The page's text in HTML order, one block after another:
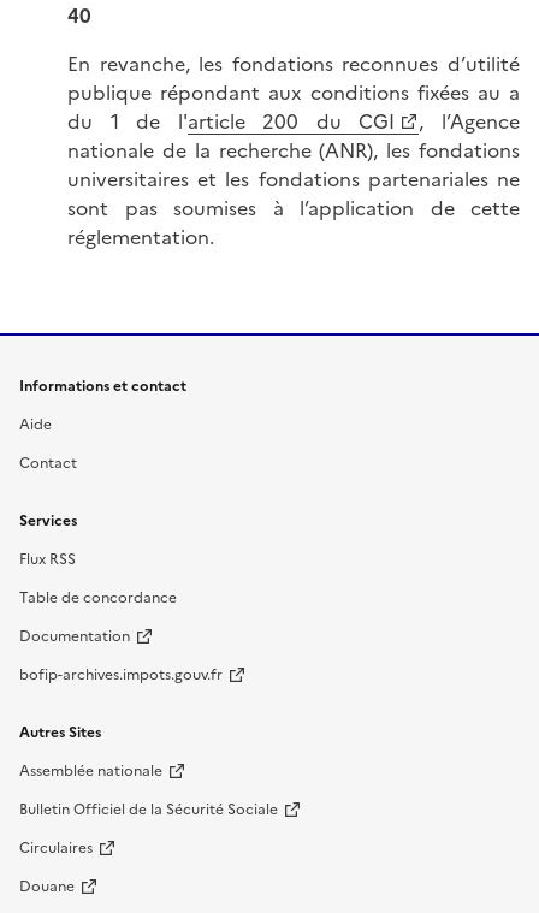
40
En revanche, les fondations reconnues d’utilité
publique répondant aux conditions fixées au a
du 1 de l'article 200 du CGI
, l’Agence
nationale de la recherche (ANR), les fondations
universitaires et les fondations partenariales ne
sont pas soumises à l’application de cette
réglementation.
Informations et contact
Aide
Contact
Services
Flux RSS
Table de concordance
Documentation
bofip-archives.impots.gouv.fr
Autres Sites
Assemblée nationale
Bulletin Officiel de la Sécurité Sociale
Circulaires
Douane